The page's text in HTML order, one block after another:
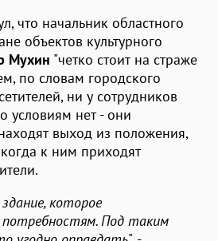
что начальник областного
объектов культурного
Мухин "четко стоит на страже
по словам городского
ни у сотрудников
условиям нет - они
выход из положения,
к ним приходят
которое
Под таким